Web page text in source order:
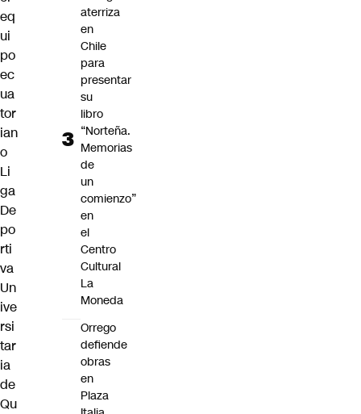
eq
ui
po
ec
ua
tor
ian
o
Li
ga
De
po
rti
va
Un
ive
rsi
tar
ia
de
Qu
aterriza
en
Chile
para
presentar
su
libro
“Norteña.
Memorias
de
un
comienzo”
en
el
Centro
Cultural
La
Moneda
Orrego
defiende
obras
en
Plaza